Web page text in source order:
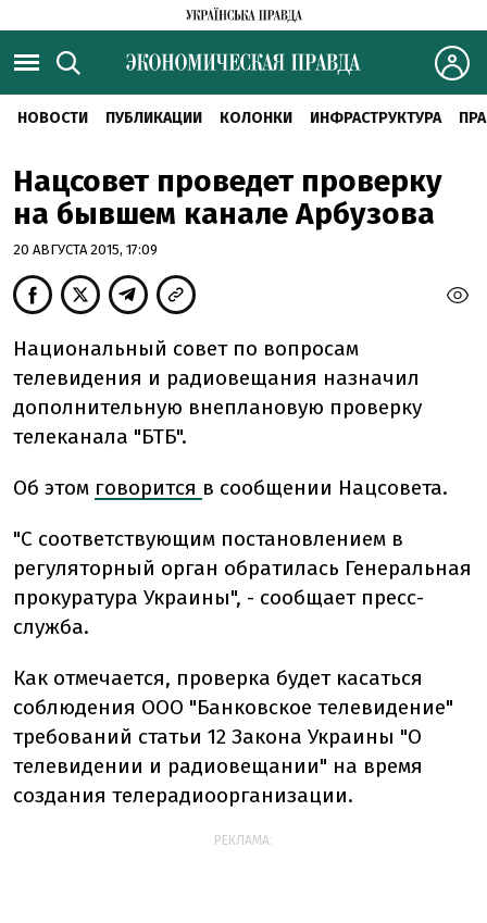
НОВОСТИ ПУБЛИКАЦИИ КОЛОНКИ ИНФРАСТРУКТУРА
Нацсовет проведет проверку
на бывшем канале Арбузова
20 АВГУСТА 2015, 17:09
Национальный совет по вопросам
телевидения и радиовещания назначил
дополнительную внеплановую проверку
телеканала "БТБ".
Об этом говорится в сообщении Нацсовета.
"С соответствующим постановлением в
регуляторный орган обратилась Генеральная
прокуратура Украины", - сообщает пресс-
служба.
Как отмечается, проверка будет касаться
соблюдения ООО "Банковское телевидение"
требований статьи 12 Закона Украины "О
телевидении и радиовещании" на время
создания телерадиоорганизации.
РЕКЛАМА: